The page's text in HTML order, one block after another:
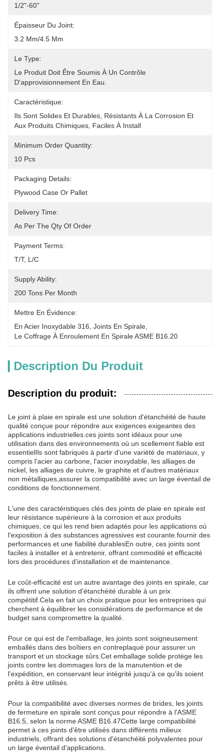
1/2"-60"
Épaisseur Du Joint:
3.2 Mm/4.5 Mm
Le Type:
Le Produit Doit Être Soumis À Un Contrôle
D'approvisionnement En Eau.
Caractéristique:
Ils Sont Solides Et Durables, Résistants À La Corrosion Et
Aux Produits Chimiques, Faciles À Install
Minimum Order Quantity:
10 Pcs
Packaging Details:
Plywood Case Or Pallet
Delivery Time:
As Per The Qty Of Order
Payment Terms:
T/T, L/C
Supply Ability:
200 Tons Per Month
Mettre En Évidence:
En Acier Inoxydable 316 Joints En Spirale
Le Coffrage À Enroulement En Spirale ASME B16.20
Description Du Produit
Description du produit:
Le joint à plaie en spirale est une solution d'étanchéité de haute
qualité conçue pour répondre aux exigences exigeantes des
applications industrielles.ces joints sont idéaux pour une
utilisation dans des environnements où un scellement fiable est
essentielIls sont fabriqués à partir d'une variété de matériaux, y
compris l'acier au carbone, l'acier inoxydable, les alliages de
nickel, les alliages de cuivre, le graphite et d'autres matériaux
non métalliques,assurer la compatibilité avec un large éventail de
conditions de fonctionnement.
L'une des caractéristiques clés des joints de plaie en spirale est
leur résistance supérieure à la corrosion et aux produits
chimiques, ce qui les rend bien adaptés pour les applications où
l'exposition à des substances agressives est courante.fournir des
performances et une fiabilité durablesEn outre, ces joints sont
faciles à installer et à entretenir, offrant commodité et efficacité
lors des procédures d'installation et de maintenance.
Le coût-efficacité est un autre avantage des joints en spirale, car
ils offrent une solution d'étanchéité durable à un prix
compétitif.Cela en fait un choix pratique pour les entreprises qui
cherchent à équilibrer les considérations de performance et de
budget sans compromettre la qualité.
Pour ce qui est de l'emballage, les joints sont soigneusement
emballés dans des boîtiers en contreplaqué pour assurer un
transport et un stockage sûrs.Cet emballage solide protège les
joints contre les dommages lors de la manutention et de
l'expédition, en conservant leur intégrité jusqu'à ce qu'ils soient
prêts à être utilisés.
Pour la compatibilité avec diverses normes de brides, les joints
de fermeture en spirale sont conçus pour répondre à l'ASME
B16.5, selon la norme ASME B16.47Cette large compatibilité
permet à ces joints d'être utilisés dans différents milieux
industriels, offrant des solutions d'étanchéité polyvalentes pour
un large éventail d'applications.